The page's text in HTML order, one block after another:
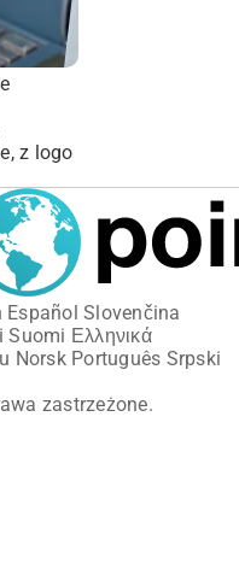
z logo
Español Slovenčina
Suomi Ελληνικά
Norsk Português Srpski
zastrzeżone.